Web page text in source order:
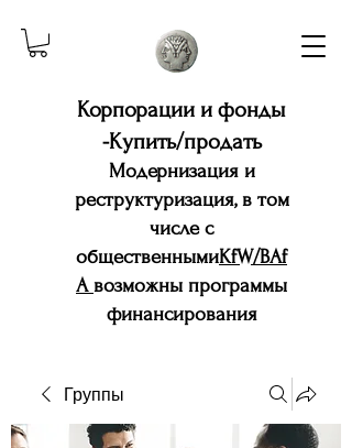
Корпорации и фонды
-Купить/продать
Модернизация и
реструктуризация, в том
числе с
общественнымиKfW/BAf
Aвозможны программы
финансирования
Группы